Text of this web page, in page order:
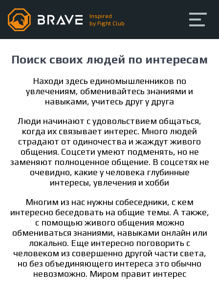
Inspired
by Fight Club
Тренинги
Сообщество
Регистрация Вход
Поиск своих людей по интересам
Находи здесь единомышленников по
увлечениям, обменивайтесь знаниями и
навыками, учитесь друг у друга
Люди начинают с удовольствием общаться,
когда их связывает интерес. Много людей
страдают от одиночества и жаждут живого
общения. Соцсети умеют подменять, но не
заменяют полноценное общение. В соцсетях не
очевидно, какие у человека глубинные
интересы, увлечения и хобби
Многим из нас нужны собеседники, с кем
интересно беседовать на общие темы. А также,
с помощью живого общения можно
обмениваться знаниями, навыками онлайн или
локально. Еще интересно поговорить с
человеком из совершенно другой части света,
но без объединяющего интереса это обычно
невозможно. Миром правит интерес